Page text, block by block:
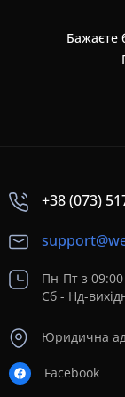
Бажаєте
+38 (073)
Пн-Пт з
Сб - Нд-
Юридична
Facebook